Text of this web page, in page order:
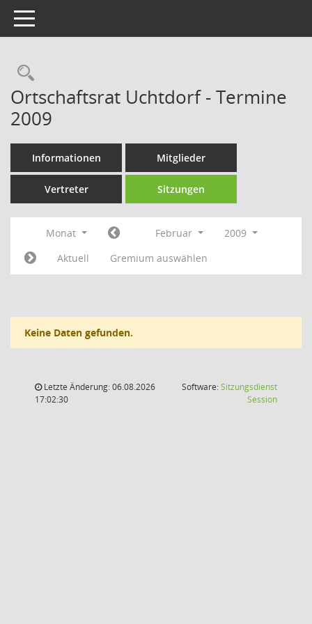
Toggle navigation
Rechercheauswahl
Ortschaftsrat Uchtdorf - Termine
2009
Informationen Mitglieder
Vertreter Sitzungen
Monat Februar
2009
Aktuell
Gremium auswählen
Keine Daten gefunden.
Letzte Änderung: 06.08.2026
17:02:30
Software:Sitzungsdienst
Session(Wird in